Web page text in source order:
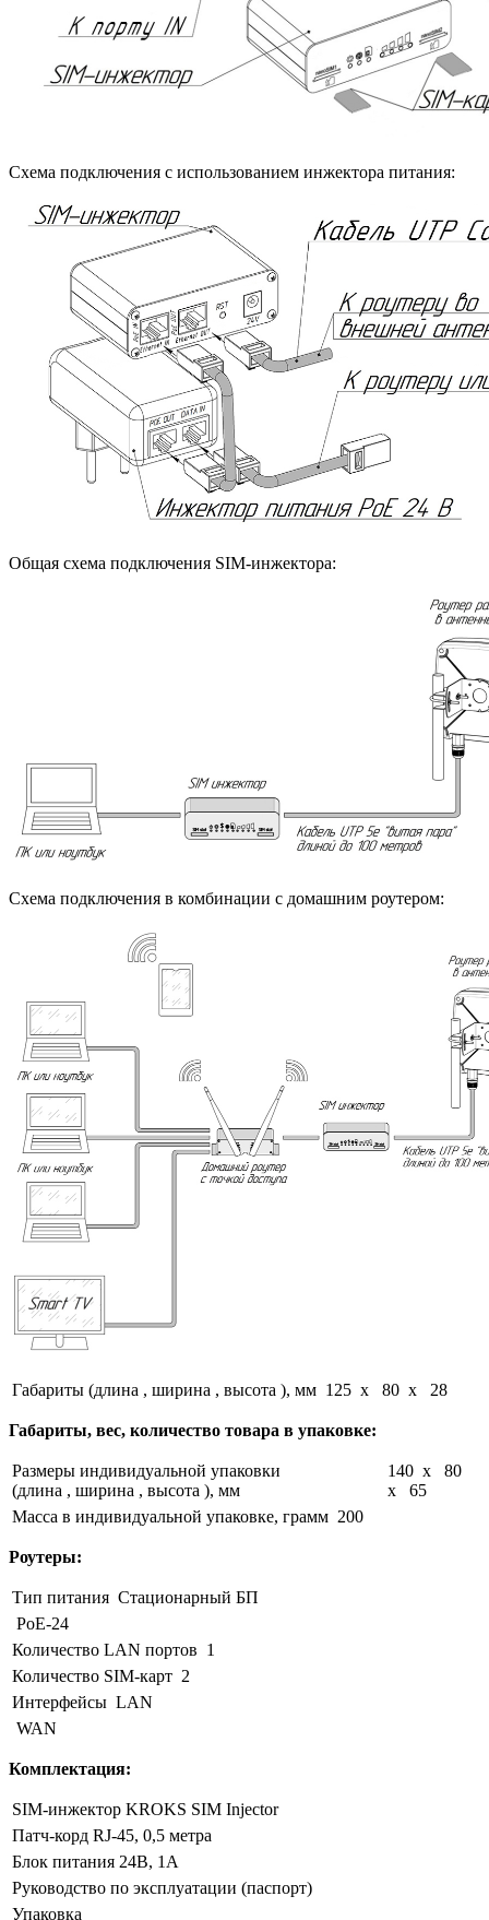
Схема подключения с использованием инжектора питания:
Общая схема подключения SIM-инжектора:
Схема подключения в комбинации с домашним роутером:
Габариты (длина , ширина , высота ), мм 125 x 80 x 28
Габариты, вес, количество товара в упаковке:
Размеры индивидуальной упаковки
(длина , ширина , высота ), мм
140 x 80
x 65
Масса в индивидуальной упаковке, грамм 200
Роутеры:
Тип питания Стационарный БП
PoE-24
Количество LAN портов 1
Количество SIM-карт 2
Интерфейсы LAN
WAN
Комплектация:
SIM-инжектор KROKS SIM Injector
Патч-корд RJ-45, 0,5 метра
Блок питания 24В, 1А
Руководство по эксплуатации (паспорт)
Упаковка